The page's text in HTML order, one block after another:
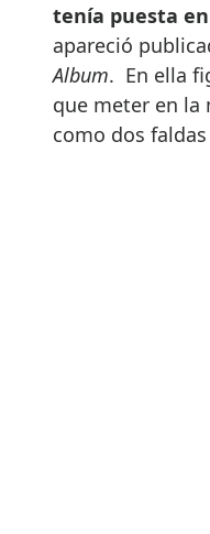
tenía puesta
apareció
Album. En ella
que meter en la
como dos